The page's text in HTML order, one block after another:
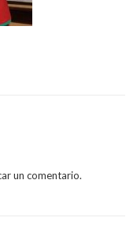
un comentario.